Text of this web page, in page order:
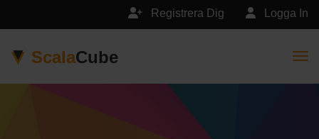
Logga In
Registrera Dig
ScalaCube